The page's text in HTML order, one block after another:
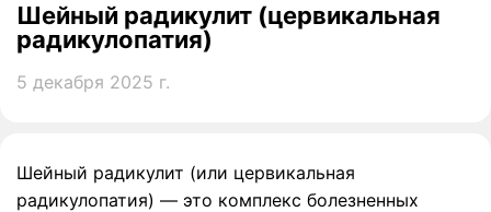
Шейный радикулит (цервикальная
радикулопатия)
5 декабря 2025 г.
Шейный радикулит (или цервикальная
радикулопатия) — это комплекс болезненных